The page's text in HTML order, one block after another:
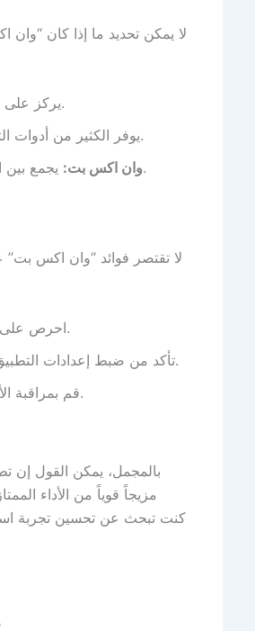
لا يمكن تحديد ما إذا كان
يركز على السرعة، لكنه يفتقر لبعض الميزات المتقدمة.
يوفر الكثير من أدوات التحليل، لكن الاستخدام اليومي قد يكون معقداً.
وان اكس بت:يجمع بين السرعة والبساطة، مما يجعله خياراً مثالياً للمستخدمين.
لا تقتصر فوائد “وان اكس بت”
احرص على تحديث التطبيق بانتظام للاستفادة من الميزات الجديدة.
تأكد من ضبط إعدادات التطبيق وفقاً لاحتياجاتك الشخصية للحصول على أفضل تجربة.
قم بمراقبة الأداء بشكل دوري لتحليل مدى تحسن استخدامك للموارد.
بالمجمل، يمكن القول إن
مزيجاً قوياً من الأداء
كنت تبحث عن تحسين تجربة